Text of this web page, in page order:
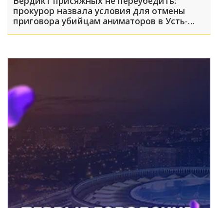
прокурор назвала условия для отмены
приговора убийцам аниматоров в Усть-
Лабинске